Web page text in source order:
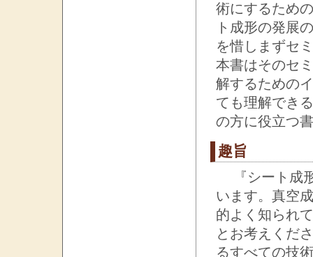
術にするため
ト成形の発展
を惜しまずセ
本書はそのセ
解するための
ても理解でき
の方に役立つ
趣旨
『シート成
います。真空
的よく知られ
とお考えくだ
るすべての技